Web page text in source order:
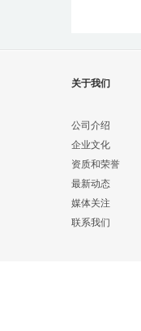
关于我们
公司介绍
企业文化
资质和荣誉
最新动态
媒体关注
联系我们